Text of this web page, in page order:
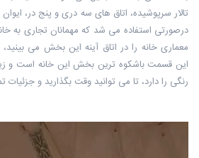
تالار سرپوشیده، اتاق های سه دری و پنج در،
درصورتی استفاده می شد که مهمانان تجاری به
معماری خانه را در اتاق آینه این بخش می بینید،
این قسمت باشکوه ترین بخش این خانه است و
رنگی را دارد، تا می توانید وقت بگذارید و جزئیات